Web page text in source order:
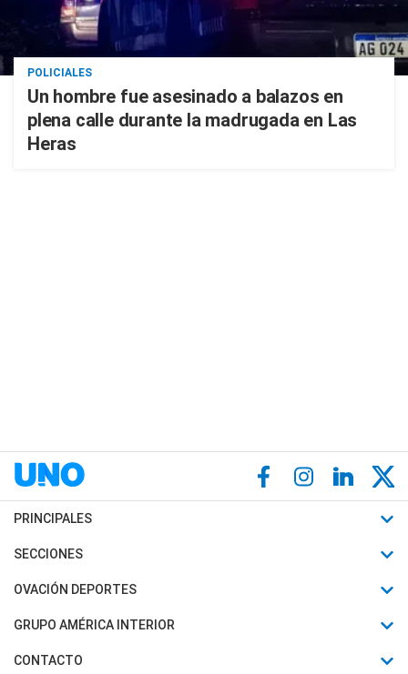
POLICIALES
Un hombre fue asesinado a balazos en
plena calle durante la madrugada en Las
Heras
PRINCIPALES
Últimas Noticias
Política
Judiciales
SECCIONES
Horóscopo
Motores
OVACIÓN DEPORTES
Fútbol
Mundial
GRUPO AMÉRICA INTERIOR
Canal 7 en Vivo
CONTACTO